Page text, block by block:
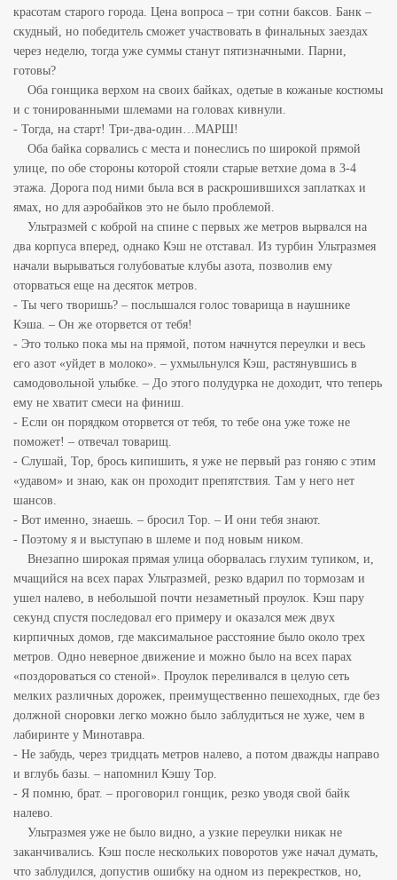
красотам старого города. Цена вопроса – три сотни баксов. Банк –
скудный, но победитель сможет участвовать в финальных заездах
через неделю, тогда уже суммы станут пятизначными. Парни,
готовы?
Оба гонщика верхом на своих байках, одетые в кожаные костюмы
и с тонированными шлемами на головах кивнули.
- Тогда, на старт! Три-два-один…МАРШ!
Оба байка сорвались с места и понеслись по широкой прямой
улице, по обе стороны которой стояли старые ветхие дома в 3-4
этажа. Дорога под ними была вся в раскрошившихся заплатках и
ямах, но для аэробайков это не было проблемой.
Ультразмей с коброй на спине с первых же метров вырвался на
два корпуса вперед, однако Кэш не отставал. Из турбин Ультразмея
начали вырываться голубоватые клубы азота, позволив ему
оторваться еще на десяток метров.
- Ты чего творишь? – послышался голос товарища в наушнике
Кэша. – Он же оторвется от тебя!
- Это только пока мы на прямой, потом начнутся переулки и весь
его азот «уйдет в молоко». – ухмыльнулся Кэш, растянувшись в
самодовольной улыбке. – До этого полудурка не доходит, что теперь
ему не хватит смеси на финиш.
- Если он порядком оторвется от тебя, то тебе она уже тоже не
поможет! – отвечал товарищ.
- Слушай, Тор, брось кипишить, я уже не первый раз гоняю с этим
«удавом» и знаю, как он проходит препятствия. Там у него нет
шансов.
- Вот именно, знаешь. – бросил Тор. – И они тебя знают.
- Поэтому я и выступаю в шлеме и под новым ником.
Внезапно широкая прямая улица оборвалась глухим тупиком, и,
мчащийся на всех парах Ультразмей, резко вдарил по тормозам и
ушел налево, в небольшой почти незаметный проулок. Кэш пару
секунд спустя последовал его примеру и оказался меж двух
кирпичных домов, где максимальное расстояние было около трех
метров. Одно неверное движение и можно было на всех парах
«поздороваться со стеной». Проулок переливался в целую сеть
мелких различных дорожек, преимущественно пешеходных, где без
должной сноровки легко можно было заблудиться не хуже, чем в
лабиринте у Минотавра.
- Не забудь, через тридцать метров налево, а потом дважды направо
и вглубь базы. – напомнил Кэшу Тор.
- Я помню, брат. – проговорил гонщик, резко уводя свой байк
налево.
Ультразмея уже не было видно, а узкие переулки никак не
заканчивались. Кэш после нескольких поворотов уже начал думать,
что заблудился, допустив ошибку на одном из перекрестков, но,